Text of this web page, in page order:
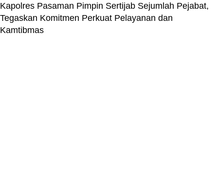
Kapolres Pasaman Pimpin Sertijab Sejumlah Pejabat,
Tegaskan Komitmen Perkuat Pelayanan dan
Kamtibmas